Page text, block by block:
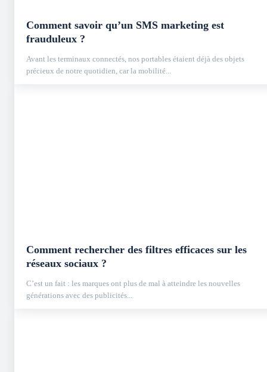
Comment savoir qu’un SMS marketing est
frauduleux ?
Avant les terminaux connectés, nos portables étaient déjà des objets
précieux de notre quotidien, car la mobilité...
Comment rechercher des filtres efficaces sur les
réseaux sociaux ?
C’est un fait : les marques ont plus de mal à atteindre les nouvelles
générations avec des publicités...